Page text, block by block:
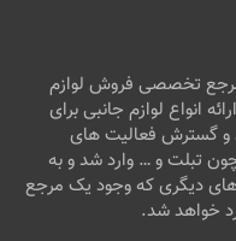
مرجع تخصصی فروش لوازم
را از سال ۹۸ با هدف ارائه انواع لوازم جانبی برای
و گسترش فعالیت های
تبلت و … وارد شد و به
های دیگری که وجود یک مرجع
خواهد شد.